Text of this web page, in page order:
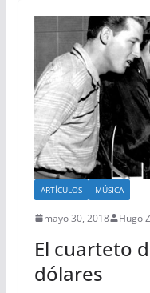
ARTÍCULOS MÚSICA
mayo 30, 2018 Hugo
El cuarteto
dólares